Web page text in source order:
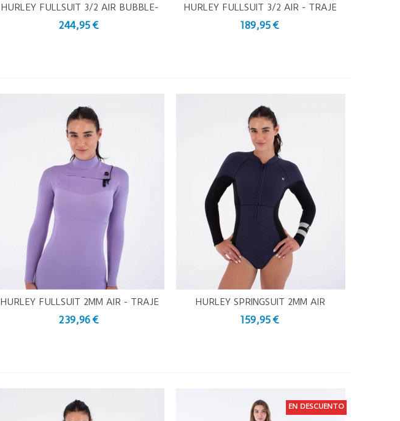
Vista Rápida
HURLEY FULLSUIT 3/2 AIR BUBBLE-
TRAJE DE NEOPRENO
244,95 €
Vista Rápida
HURLEY FULLSUIT 3/2 AIR - TRAJE
DE NEOPRENO
189,95 €
Vista Rápida
HURLEY FULLSUIT 2MM AIR - TRAJE
DE NEOPRENO
239,96 €
Vista Rápida
HURLEY SPRINGSUIT 2MM AIR
TEXTURE - TRAJE DE NEOPRENO
159,95 €